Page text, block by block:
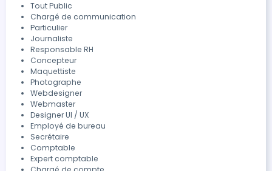
Tout Public
Chargé de communication
Particulier
Journaliste
Responsable RH
Concepteur
Maquettiste
Photographe
Webdesigner
Webmaster
Designer UI / UX
Employé de bureau
Secrétaire
Comptable
Expert comptable